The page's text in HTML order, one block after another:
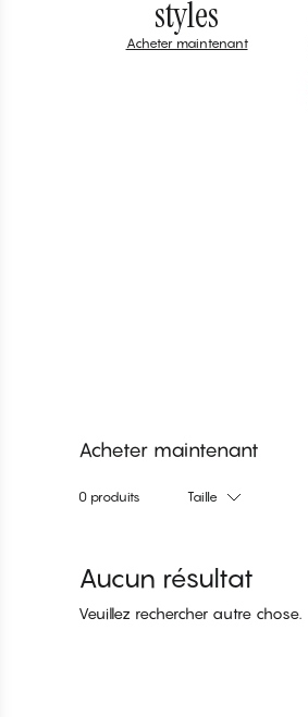
styles
Acheter maintenant
Acheter maintenant
0 produits Taille
Aucun résultat
Veuillez rechercher autre chose.